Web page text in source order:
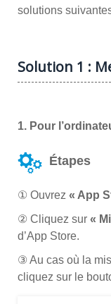
solutions
Solution 1 :
1. Pour
Étapes
① Ouvrez « App
② Cliquez sur «
d’App Store.
③ Au cas où la
cliquez sur le